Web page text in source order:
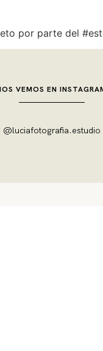
por parte del
VEMOS EN
@luciafotografia.estudio